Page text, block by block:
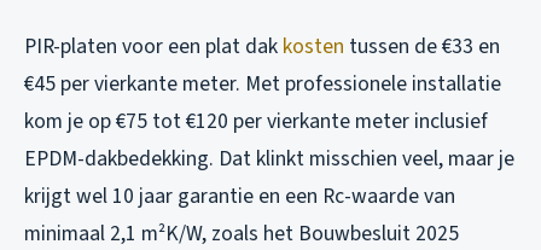
PIR-platen voor een plat dak kosten tussen de €33 en
€45 per vierkante meter. Met professionele installatie
kom je op €75 tot €120 per vierkante meter inclusief
EPDM-dakbedekking. Dat klinkt misschien veel, maar je
krijgt wel 10 jaar garantie en een Rc-waarde van
minimaal 2,1 m²K/W, zoals het Bouwbesluit 2025